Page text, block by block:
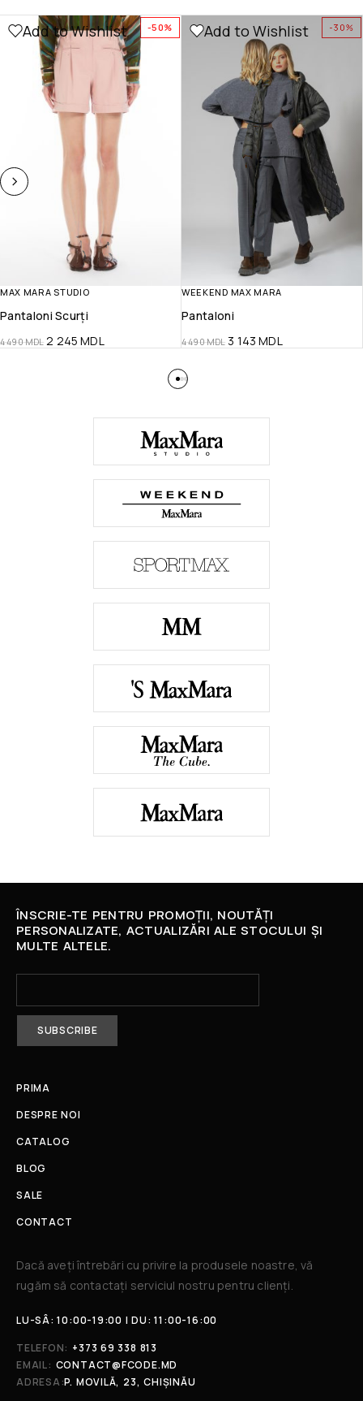
-50%
Add to Wishlist
MAX MARA STUDIO
Pantaloni Scurți
4 490MDL 2 245MDL
-30%
Add to Wishlist
WEEKEND MAX MARA
Pantaloni
4 490MDL 3 143MDL
ÎNSCRIE-TE PENTRU PROMOȚII, NOUTĂȚI
PERSONALIZATE, ACTUALIZĂRI ALE STOCULUI ȘI
MULTE ALTELE.
PRIMA
DESPRE NOI
CATALOG
BLOG
SALE
CONTACT
Dacă aveți întrebări cu privire la produsele noastre, vă
rugăm să contactați serviciul nostru pentru clienți.​
LU-SÂ: 10:00-19:00 | DU: 11:00-16:00
TELEFON: +373 69 338 813
EMAIL: CONTACT@FCODE.MD
ADRESA:P. MOVILĂ, 23, CHIȘINĂU